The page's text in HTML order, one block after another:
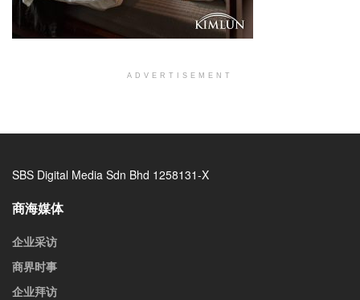
ADVERTISEMENT
SBS Digital Media Sdn Bhd 1258131-X
商海媒体
企业采访
商界时事
企业拜访